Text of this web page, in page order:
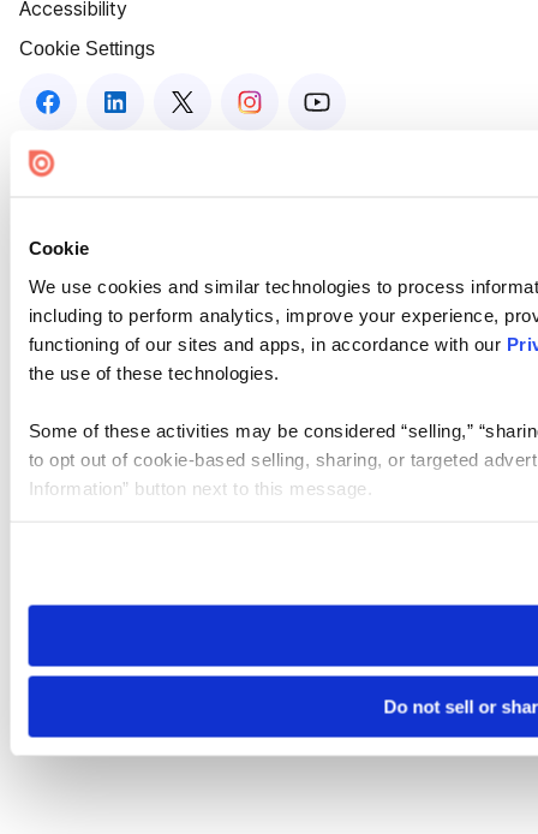
Cookie
We use cookies and similar technologies to process
including to perform analytics, improve your experience,
functioning of our sites and apps, in accordance with our
the use of these technologies.
Some of these activities may be considered “selling,”
to opt out of cookie-based selling, sharing, or targeted
Information” button next to this message.
need to be set again.
Do not sell or
Accessibility
Cookie Settings